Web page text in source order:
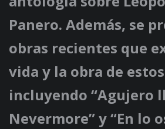
Panero. Además, se
obras recientes que
vida y la obra de
incluyendo “Agujero
Nevermore” y “En lo